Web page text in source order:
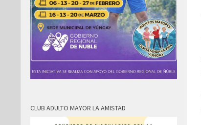
CLUB ADULTO MAYOR LA AMISTAD